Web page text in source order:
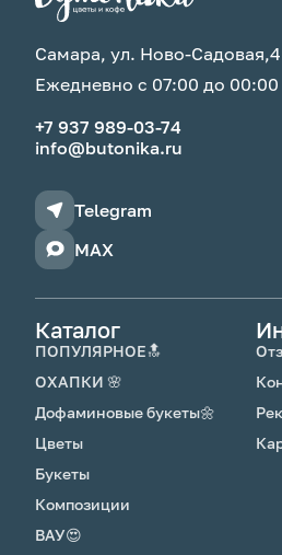
Самара, ул. Ново-Садовая,4
Ежедневно с 07:00 до 00:00
+7 937 989-03-74
info@butonika.ru
Telegram
MAX
Каталог
ПОПУЛЯРНОЕ🔝
ОХАПКИ 🌸
Дофаминовые букеты🌼
Цветы
Букеты
Композиции
ВАУ😍